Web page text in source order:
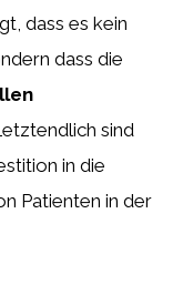
dass es kein
dass die
sind
in die
Patienten in der